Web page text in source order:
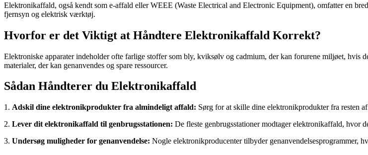
Elektronikaffald, også kendt som e-affald eller WEEE (Waste Electrical and Electronic Equipment), omfatter en
fjernsyn og elektrisk værktøj.
Hvorfor er det Viktigt at Håndtere Elektronikaffald Korrekt?
Elektroniske apparater indeholder ofte farlige stoffer som bly, kviksølv og cadmium, der kan forurene miljøet,
materialer, der kan genanvendes og spare ressourcer.
Sådan Håndterer du Elektronikaffald
1. Adskil dine elektronikprodukter fra almindeligt affald: Sørg for at skille dine elektronikprodukter fra resten
2. Lever dit elektronikaffald til genbrugsstationen: De fleste genbrugsstationer modtager elektronikaffald, hvor
3. Undersøg muligheder for genanvendelse: Nogle elektronikproducenter tilbyder genanvendelsesprogrammer,